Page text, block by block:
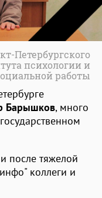
Петербургского
психологии и
работы
Барышков, много
после тяжелой
коллеги и